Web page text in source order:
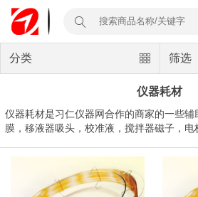
分类 筛选
仪器耗材
仪器耗材是习仁仪器网合作的商家的一些
膜，移液器吸头，校准液，搅拌器磁子，电